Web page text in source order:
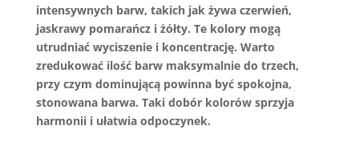
intensywnych barw, takich jak żywa czerwień,
jaskrawy pomarańcz i żółty. Te kolory mogą
utrudniać wyciszenie i koncentrację. Warto
zredukować ilość barw maksymalnie do trzech,
przy czym dominującą powinna być spokojna,
stonowana barwa. Taki dobór kolorów sprzyja
harmonii i ułatwia odpoczynek.